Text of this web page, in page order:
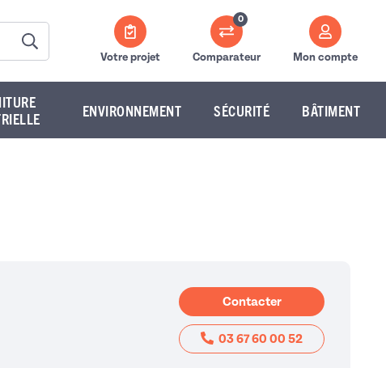
Votre projet
0
Comparateur Mon compte
ENVIRONNEMENT SÉCURITÉ BÂTIMENT
Contacter
03 67 60 00 52